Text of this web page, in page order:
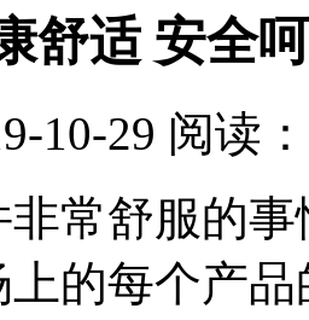
舒适 安全
10-29 阅读
常舒服的
上的每个产